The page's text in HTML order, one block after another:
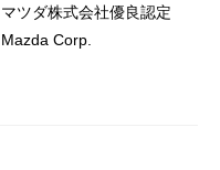
マツダ株式会社優良認定
Mazda Corp.